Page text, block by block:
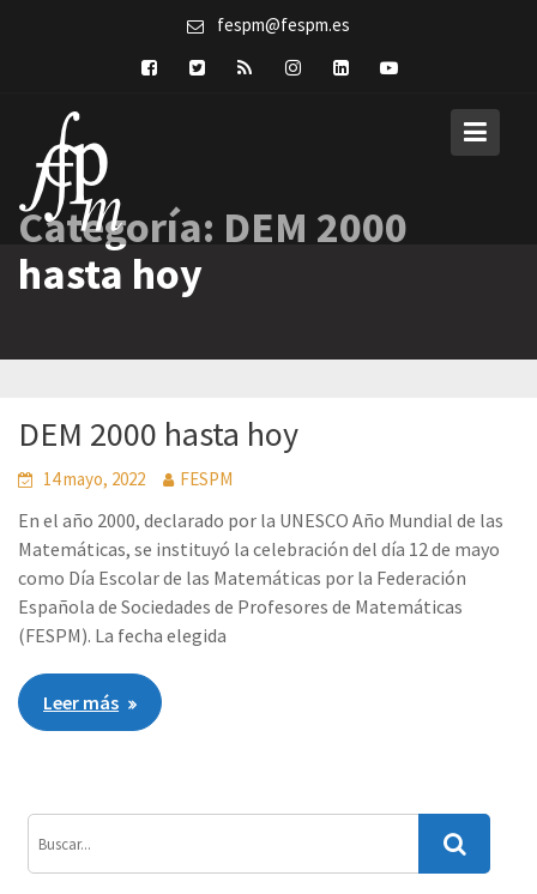
fespm@fespm.es
Categoría: DEM 2000
hasta hoy
DEM 2000 hasta hoy
14 mayo, 2022 FESPM
En el año 2000, declarado por la UNESCO Año Mundial de las
Matemáticas, se instituyó la celebración del día 12 de mayo
como Día Escolar de las Matemáticas por la Federación
Española de Sociedades de Profesores de Matemáticas
(FESPM). La fecha elegida
Leer más